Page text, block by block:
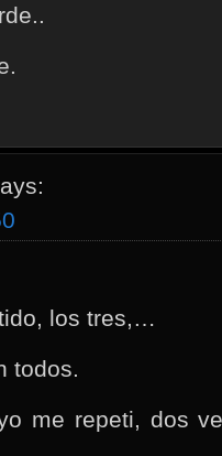
los tres,…
todos.
me repeti, dos